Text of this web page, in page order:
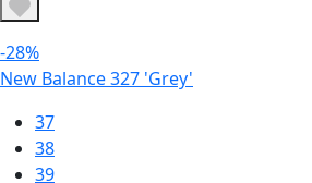
-28%
New Balance 327 'Grey'
37
38
39